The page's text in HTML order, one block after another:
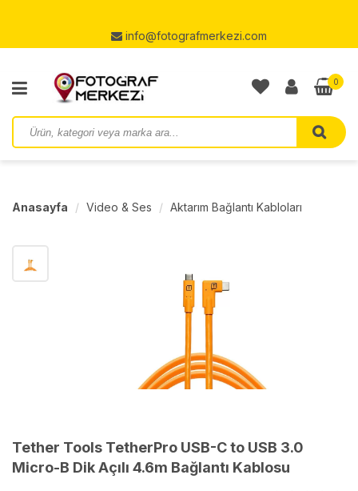
info@fotografmerkezi.com
0
Anasayfa Video & Ses Aktarım Bağlantı Kabloları
Tether Tools TetherPro USB-C to USB 3.0
Micro-B Dik Açılı 4.6m Bağlantı Kablosu